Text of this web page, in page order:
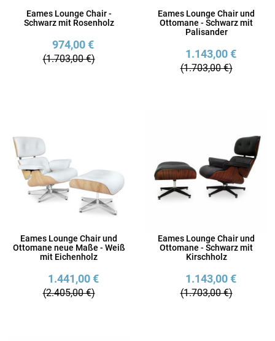
Eames Lounge Chair -
Schwarz mit Rosenholz
974,00 €
(1.703,00 €)
Eames Lounge Chair und
Ottomane - Schwarz mit
Palisander
1.143,00 €
(1.703,00 €)
Eames Lounge Chair und
Ottomane neue Maße - Weiß
mit Eichenholz
1.441,00 €
(2.405,00 €)
Eames Lounge Chair und
Ottomane - Schwarz mit
Kirschholz
1.143,00 €
(1.703,00 €)